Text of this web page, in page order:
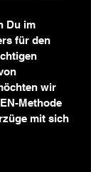
Du im
für den
wir
Methode
mit sich